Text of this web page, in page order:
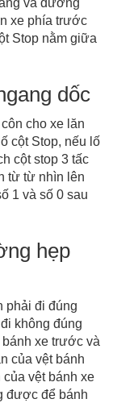
và đường
xe phía trước
Stop nằm giữa
dốc
cho xe lăn
cột Stop, nếu lố
cột stop 3 tấc
từ từ nhìn lên
1 và số 0 sau
hẹp
phải đi đúng
không đúng
xe trước và
của vệt bánh
vệt bánh xe
được để bánh